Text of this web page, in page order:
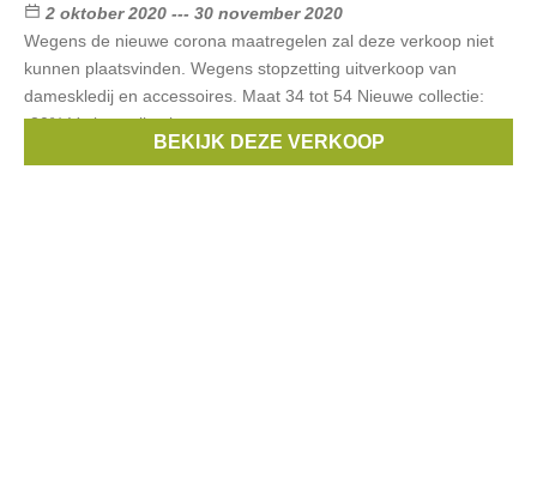
2 oktober 2020 --- 30 november 2020
Wegens de nieuwe corona maatregelen zal deze verkoop niet
kunnen plaatsvinden. Wegens stopzetting uitverkoop van
dameskledij en accessoires. Maat 34 tot 54 Nieuwe collectie:
-30% Vorige collecties:
Atmos,Marie Méro,Verpass,Yest
BEKIJK DEZE VERKOOP